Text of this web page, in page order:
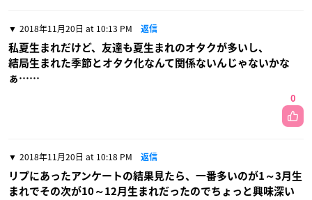
2018年11月20日 at 10:13 PM 返信
私夏生まれだけど、友達も夏生まれのオタクが多いし、
結局生まれた季節とオタク化なんて関係ないんじゃないかな
ぁ……
0
2018年11月20日 at 10:18 PM 返信
リプにあったアンケートの結果見たら、一番多いのが1～3月生
まれでその次が10～12月生まれだったのでちょっと興味深い